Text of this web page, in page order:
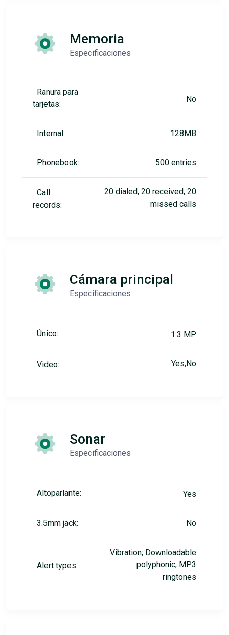
Memoria
Especificaciones
Ranura para
tarjetas:
No
Internal: 128MB
Phonebook: 500 entries
Call
records:
20 dialed, 20 received, 20
missed calls
Cámara principal
Especificaciones
Único: 1.3 MP
Video: Yes,No
Sonar
Especificaciones
Altoparlante: Yes
3.5mm jack: No
Alert types:
Vibration; Downloadable
polyphonic, MP3
ringtones